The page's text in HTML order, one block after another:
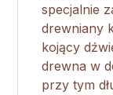
specjalnie
drewniany
kojący
drewna w
przy tym